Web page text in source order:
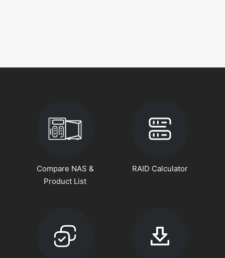
Compare NAS &
Product List
RAID Calculator